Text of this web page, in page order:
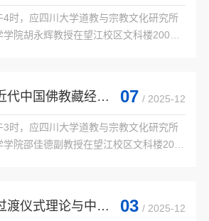
次讲座。讲座旨在重新诠释“无遮会”的源
学界长...
时，应四川大学道教与宗教文化研究所
院胡永辉教授在望江校区文科楼200会
参加讲座的还有李翎、吴华老师，以及
生。现场学术氛围浓厚，交流活跃。胡老
...
纪要|邵佳德：近代中国佛教藏经刊刻的社会网络及其影响 07 / 2025-12
时，应四川大学道教与宗教文化研究所
院邵佳德副教授在望江校区文科楼200
北大学哲学学院王雪梅教授担任评议
纪要|张泽洪：过渡仪式理论与中国田野实践 03 / 2025-12